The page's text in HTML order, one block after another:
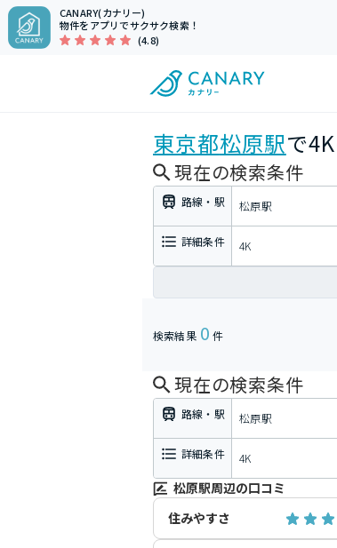
CANARY(カナリー)
物件をアプリでサクサク検索！
(4.8)
東京都松原駅で
現在の検索条件
路線・駅 松原駅
詳細条件 4K
検索結果 0 件
現在の検索条件
路線・駅 松原駅
詳細条件 4K
松原駅周辺の口コミ
住みやすさ